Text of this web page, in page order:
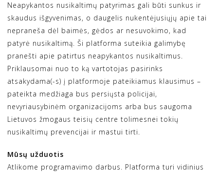
Neapykantos nusikaltimų patyrimas gali būti sunkus ir
skaudus išgyvenimas, o daugelis nukentėjusiųjų apie tai
nepraneša dėl baimės, gėdos ar nesuvokimo, kad
patyrė nusikaltimą. Ši platforma suteikia galimybę
pranešti apie patirtus neapykantos nusikaltimus.
Priklausomai nuo to ką vartotojas pasirinks
atsakydama(-s) į platformoje pateikiamus klausimus –
pateikta medžiaga bus persiųsta policijai,
nevyriausybinėm organizacijoms arba bus saugoma
Lietuvos žmogaus teisių centre tolimesnei tokių
nusikaltimų prevencijai ir mastui tirti.
Mūsų užduotis
Atlikome programavimo darbus. Platforma turi vidinius